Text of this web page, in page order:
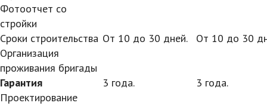
Фотоотчет со
стройки
Сроки строительства От 10 до 30 дней.
От 10 до 30
Организация
проживания бригады
Гарантия
3 года.
3 года.
Проектирование